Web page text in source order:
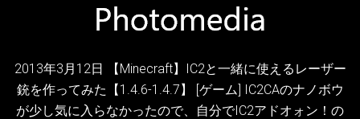
2013年3月12日 【Minecraft】IC2と一緒に使えるレーザー
銃を作ってみた【1.4.6-1.4.7】 [ゲーム] IC2CAのナノボウ
が少し気に入らなかったので、自分でIC2アドオォン！の